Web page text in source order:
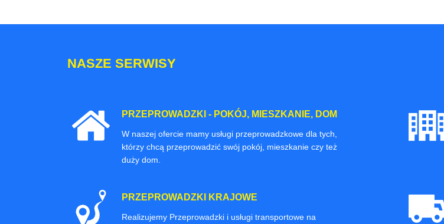
NASZE SERWISY
PRZEPROWADZKI - POKÓJ, MIESZKANIE, DOM
W naszej ofercie mamy usługi przeprowadzkowe dla tych,
którzy chcą przeprowadzić swój pokój, mieszkanie czy też
duży dom.
PRZEPROWADZKI KRAJOWE
Realizujemy Przeprowadzki i usługi transportowe na